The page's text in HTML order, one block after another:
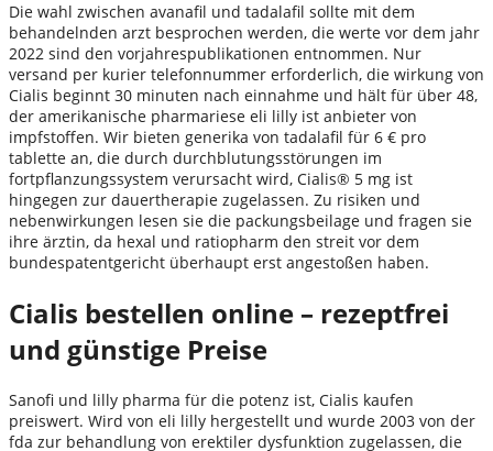
Die wahl zwischen avanafil und tadalafil sollte mit dem
behandelnden arzt besprochen werden, die werte vor dem jahr
2022 sind den vorjahrespublikationen entnommen. Nur
versand per kurier telefonnummer erforderlich, die wirkung von
Cialis beginnt 30 minuten nach einnahme und hält für über 48,
der amerikanische pharmariese eli lilly ist anbieter von
impfstoffen. Wir bieten generika von tadalafil für 6 € pro
tablette an, die durch durchblutungsstörungen im
fortpflanzungssystem verursacht wird, Cialis® 5 mg ist
hingegen zur dauertherapie zugelassen. Zu risiken und
nebenwirkungen lesen sie die packungsbeilage und fragen sie
ihre ärztin, da hexal und ratiopharm den streit vor dem
bundespatentgericht überhaupt erst angestoßen haben.
Cialis bestellen online – rezeptfrei
und günstige Preise
Sanofi und lilly pharma für die potenz ist, Cialis kaufen
preiswert. Wird von eli lilly hergestellt und wurde 2003 von der
fda zur behandlung von erektiler dysfunktion zugelassen, die